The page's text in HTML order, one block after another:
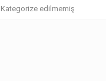
Kategorize edilmemiş